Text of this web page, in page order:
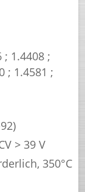
; 1.4408 ;
; 1.4581 ;
> 39 V
350°C